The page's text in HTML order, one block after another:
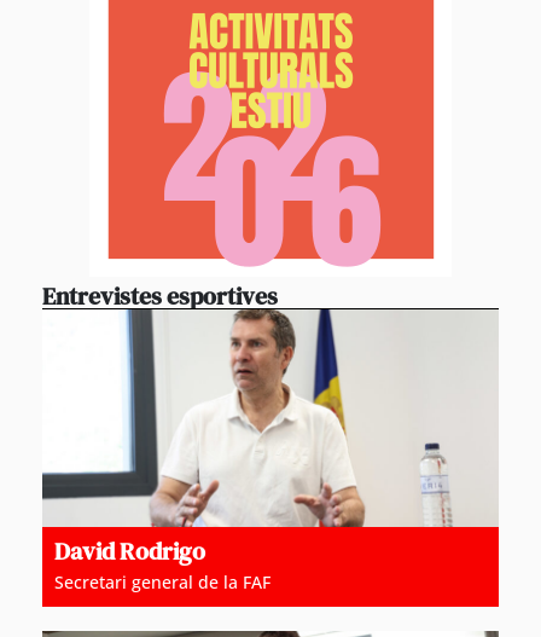
Entrevistes esportives
David Rodrigo
Secretari general de la FAF